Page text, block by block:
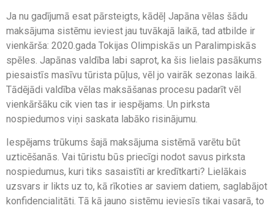
Ja nu gadījumā esat pārsteigts, kādēļ Japāna vēlas šādu
maksājuma sistēmu ieviest jau tuvākajā laikā, tad atbilde ir
vienkārša: 2020.gada Tokijas Olimpiskās un Paralimpiskās
spēles. Japānas valdība labi saprot, ka šis lielais pasākums
piesaistīs masīvu tūrista pūļus, vēl jo vairāk sezonas laikā.
Tādējādi valdība vēlas maksāšanas procesu padarīt vēl
vienkāršāku cik vien tas ir iespējams. Un pirksta
nospiedumos viņi saskata labāko risinājumu.
Iespējams trūkums šajā maksājuma sistēmā varētu būt
uzticēšanās. Vai tūristu būs priecīgi nodot savus pirksta
nospiedumus, kuri tiks sasaistīti ar kredītkarti? Lielākais
uzsvars ir likts uz to, kā rīkoties ar saviem datiem, saglabājot
konfidencialitāti. Tā kā jauno sistēmu ieviesīs tikai vasarā, to